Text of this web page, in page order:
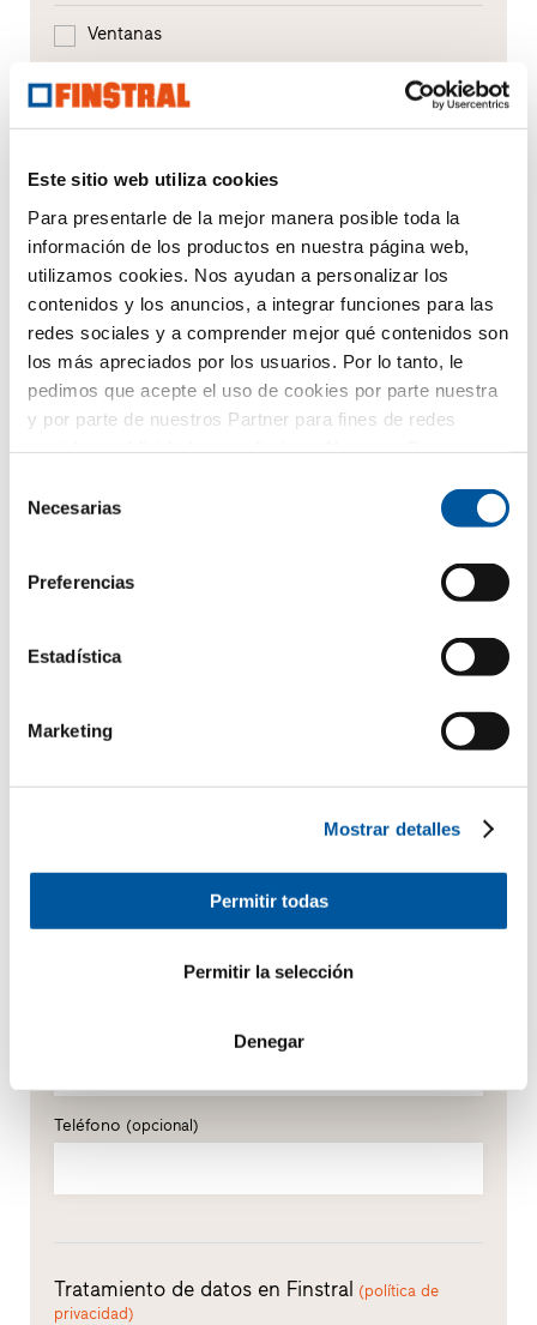
Este sitio web utiliza cookies
Para presentarle de la mejor manera posible toda la
información de los productos en nuestra página web,
utilizamos cookies. Nos ayudan a personalizar los
contenidos y los anuncios, a integrar funciones para las
redes sociales y a comprender mejor qué contenidos son
los más apreciados por los usuarios. Por lo tanto, le
pedimos que acepte el uso de cookies por parte nuestra
y por parte de nuestros Partner para fines de redes
proporcionados por usted o recogidos como parte de su
Necesarias
Preferencias
Estadística
Marketing
Mostrar detalles
Permitir todas
Permitir la selección
Denegar
Ventanas
Puertas de entrada
Renovación
Obra nueva
Su mensaje
Sus datos personales
Don
Apellidos*
Teléfono (opcional)
Tratamiento de datos en Finstral (política de
privacidad)